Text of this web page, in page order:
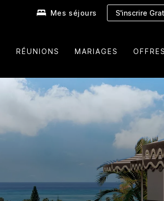
Mes séjours S'inscrire
RÉUNIONS MARIAGES OFFRES